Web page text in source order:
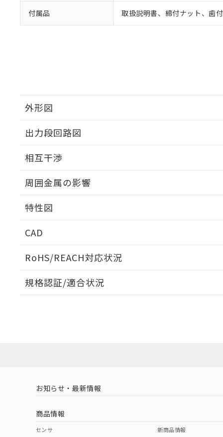
付属品 取扱説明書、締付ナット、歯
外形図
出力段回路図
相互干渉
周囲金属の影響
l: 6mm以上、φd: 24mm以上、D: 6mm以上、m: 8mm以上
特性図
検出領域
CAD
RoHS/REACH対応状況
EU RoHS 注意事項・凡例
中国 RoHS 注意事項・凡例
中国 RoHS表
規格認証/適合状況
（イギリス
（ノルウェー
お知らせ・最新情報
商品情報
センサ
新商品情報